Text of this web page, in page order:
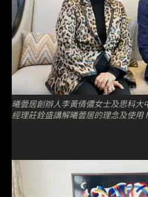
曦蕓居創辦人李黃倩儂女士及思科大
經理莊銓盛講解曦蕓居的理念及使用